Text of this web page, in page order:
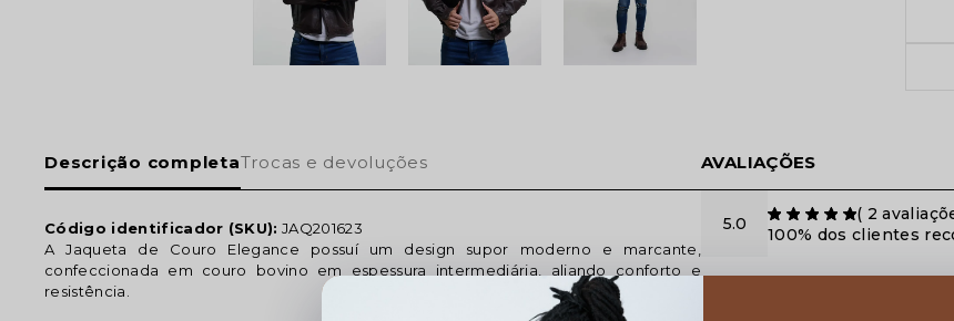
Descrição completaTrocas e devoluções
Código identificador (SKU): JAQ201623
A Jaqueta de Couro Elegance possuí um design supor moderno e marcante,
confeccionada em couro bovino em espessura intermediária, aliando conforto e
resistência.
AVALIAÇÕES
5.0 ( 2
100% dos clientes